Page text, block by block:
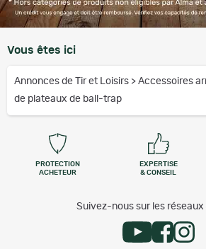
Vous êtes ici
Annonces de Tir et Loisirs > Accessoires
de plateaux de ball-trap
PROTECTION
ACHETEUR
EXPERTISE
& CONSEIL
Suivez-nous sur les réseaux